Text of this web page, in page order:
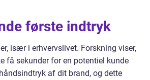
første indtryk
især i erhvervslivet. Forskning viser,
få sekunder for en potentiel kunde
af dit brand, og dette